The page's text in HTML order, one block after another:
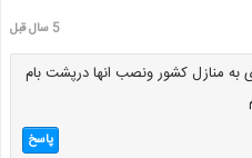
5 سال قبل
منازل کشور ونصب انها درپشت بام
پاسخ